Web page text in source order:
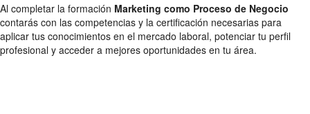
Al completar la formación Marketing como Proceso de Negocio
contarás con las competencias y la certificación necesarias para
aplicar tus conocimientos en el mercado laboral, potenciar tu perfil
profesional y acceder a mejores oportunidades en tu área.